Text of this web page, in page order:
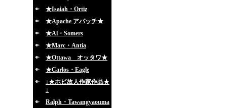
★Isaiah・Ortiz
★Apache アパッチ★
★Al・Somers
★Marc・Antia
★Ottawa オッタワ★
★Carlos・Eagle
↓★ホピ故人作家作品★
↓
Ralph・Tawangyaouma